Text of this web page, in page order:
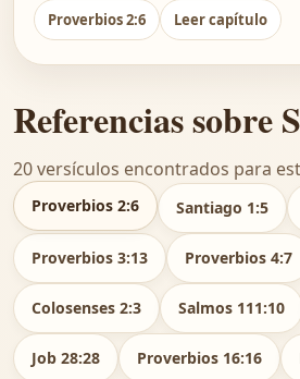
Proverbios 2:6 Leer capítulo
Referencias sobre
20 versículos encontrados para
Proverbios 2:6 Santiago 1:5
Proverbios 3:13 Proverbios 4:7
Colosenses 2:3 Salmos 111:10
Job 28:28 Proverbios 16:16